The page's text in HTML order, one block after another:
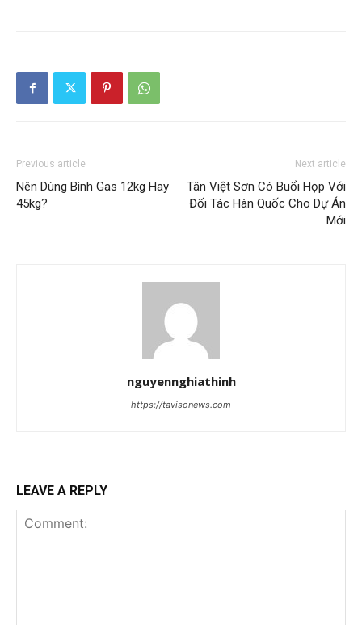
Previous article
Nên Dùng Bình Gas 12kg Hay
45kg?
Next article
Tân Việt Sơn Có Buổi Họp Với
Đối Tác Hàn Quốc Cho Dự Án
Mới
nguyennghiathinh
https://tavisonews.com
LEAVE A REPLY